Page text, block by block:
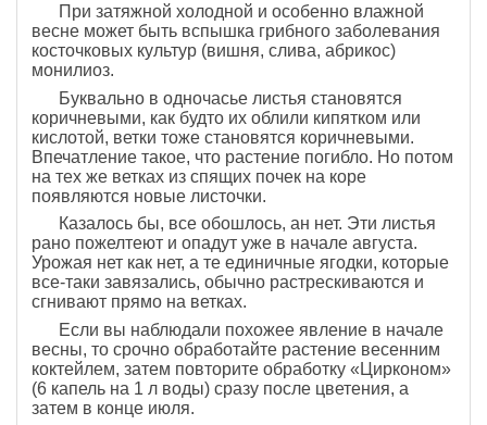
При затяжной холодной и особенно влажной
весне может быть вспышка грибного заболевания
косточковых культур (вишня, слива, абрикос)
монилиоз.
Буквально в одночасье листья становятся
коричневыми, как будто их облили кипятком или
кислотой, ветки тоже становятся коричневыми.
Впечатление такое, что растение погибло. Но потом
на тех же ветках из спящих почек на коре
появляются новые листочки.
Казалось бы, все обошлось, ан нет. Эти листья
рано пожелтеют и опадут уже в начале августа.
Урожая нет как нет, а те единичные ягодки, которые
все-таки завязались, обычно растрескиваются и
сгнивают прямо на ветках.
Если вы наблюдали похожее явление в начале
весны, то срочно обработайте растение весенним
коктейлем, затем повторите обработку «Цирконом»
(6 капель на 1 л воды) сразу после цветения, а
затем в конце июля.